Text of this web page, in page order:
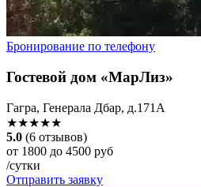
Бронирование по телефону
Гостевой дом «МарЛиз»
Гагра, Генерала Дбар, д.171А
★★★★★
5.0 (6 отзывов)
от 1800 до 4500 руб
/сутки
Отправить заявку